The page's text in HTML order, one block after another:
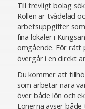
Till trevligt bolag
Rollen är tvådelad
arbetsuppgifter
fina lokaler i
omgående. För rätt
övergår i en direkt
Du kommer att
som arbetar nära
över både lön och
Lönerna avser